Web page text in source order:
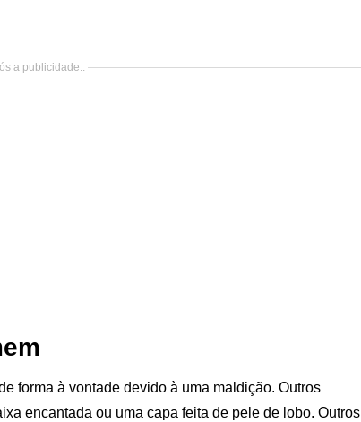
a publicidade..
forma à vontade devido à uma maldição. Outros
encantada ou uma capa feita de pele de lobo. Outros